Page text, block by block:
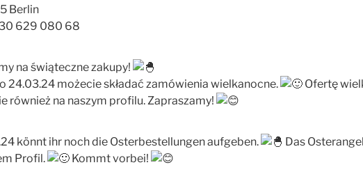
Berlin
629 080 68
na świąteczne zakupy!
24.03.24 możecie składać zamówienia wielkanocne.
Ofertę
również na naszym profilu. Zapraszamy!
könnt ihr noch die Osterbestellungen aufgeben.
Das
Profil.
Kommt vorbei!